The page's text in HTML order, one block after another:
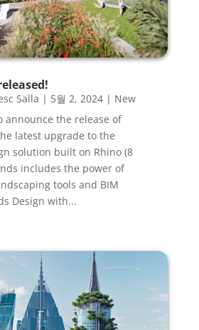
Salla | 5월 2, 2024| New
announce the release of
latest upgrade to the
solution built on Rhino (8
includes the power of
tools and BIM
Design with...